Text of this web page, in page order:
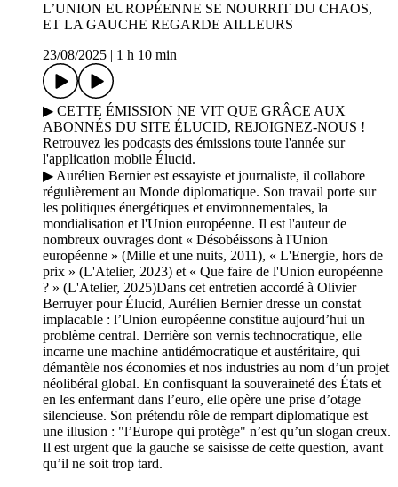
L’UNION EUROPÉENNE SE NOURRIT DU CHAOS,
ET LA GAUCHE REGARDE AILLEURS
23/08/2025
1 h 10 min
▶ CETTE ÉMISSION NE VIT QUE GRÂCE AUX
ABONNÉS DU SITE ÉLUCID, REJOIGNEZ-NOUS !
Retrouvez les podcasts des émissions toute l'année sur
l'application mobile Élucid.
▶ Aurélien Bernier est essayiste et journaliste, il collabore
régulièrement au Monde diplomatique. Son travail porte sur
les politiques énergétiques et environnementales, la
mondialisation et l'Union européenne. Il est l'auteur de
nombreux ouvrages dont « Désobéissons à l'Union
européenne » (Mille et une nuits, 2011), « L'Energie, hors de
prix » (L'Atelier, 2023) et « Que faire de l'Union européenne
? » (L'Atelier, 2025)Dans cet entretien accordé à Olivier
Berruyer pour Élucid, Aurélien Bernier dresse un constat
implacable : l’Union européenne constitue aujourd’hui un
problème central. Derrière son vernis technocratique, elle
incarne une machine antidémocratique et austéritaire, qui
démantèle nos économies et nos industries au nom d’un projet
néolibéral global. En confisquant la souveraineté des États et
en les enfermant dans l’euro, elle opère une prise d’otage
silencieuse. Son prétendu rôle de rempart diplomatique est
une illusion : "l’Europe qui protège" n’est qu’un slogan creux.
Il est urgent que la gauche se saisisse de cette question, avant
qu’il ne soit trop tard.